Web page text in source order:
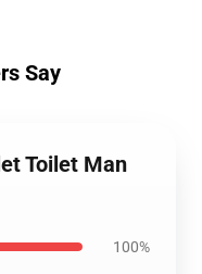
Say
Toilet Man
100%